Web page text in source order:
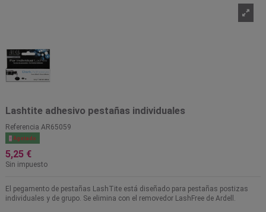
Lashtite adhesivo pestañas individuales
Referencia AR65059
 Agotado
5,25 €
Sin impuesto
El pegamento de pestañas LashTite está diseñado para pestañas postizas
individuales y de grupo. Se elimina con el removedor LashFree de Ardell.